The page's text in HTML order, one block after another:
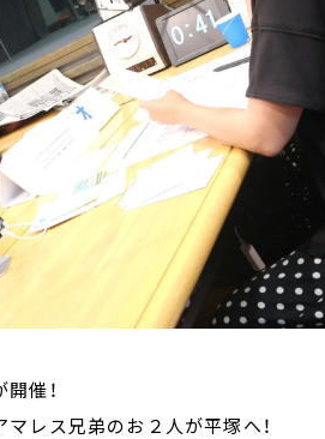
催！
レス兄弟のお２人が平塚へ！